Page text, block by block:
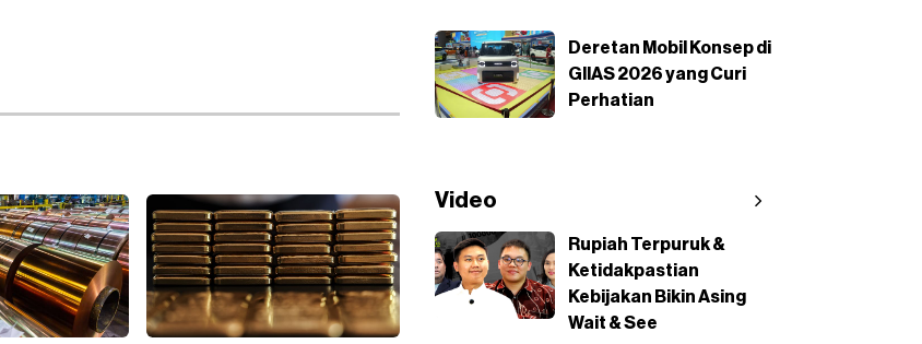
Deretan Mobil Konsep di
GIIAS 2026 yang Curi
Perhatian
Video
Rupiah Terpuruk &
Ketidakpastian
Kebijakan Bikin Asing
Wait & See